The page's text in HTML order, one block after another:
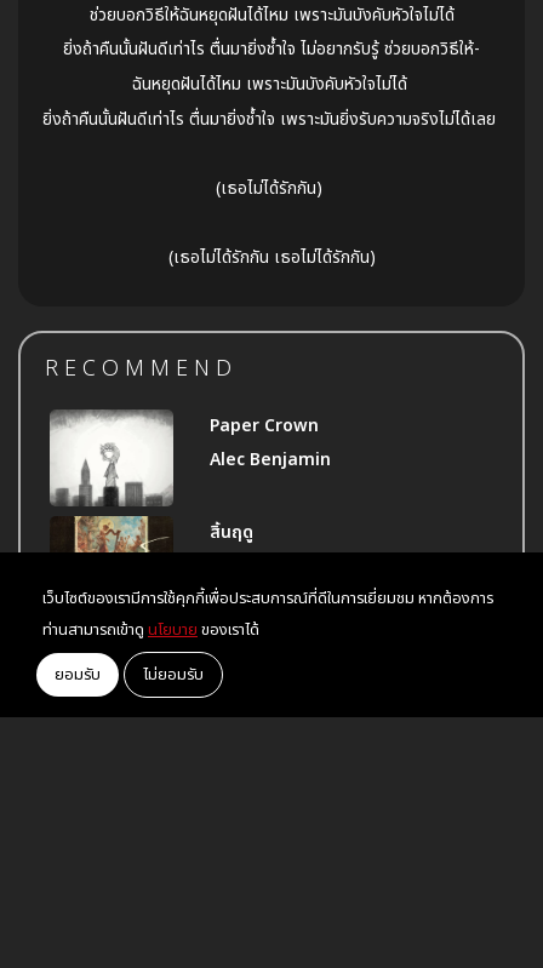
ช่วยบอกวิธีให้ฉันหยุดฝันได้ไหม เพราะมันบังคับหัวใจไม่ได้
ยิ่งถ้าคืนนั้นฝันดีเท่าไร ตื่นมายิ่งช้ำใจ ไม่อยากรับรู้ ช่วยบอกวิธีให้-
ฉันหยุดฝันได้ไหม เพราะมันบังคับหัวใจไม่ได้
ยิ่งถ้าคืนนั้นฝันดีเท่าไร ตื่นมายิ่งช้ำใจ เพราะมันยิ่งรับความจริงไม่ได้เลย
(เธอไม่ได้รักกัน)
(เธอไม่ได้รักกัน เธอไม่ได้รักกัน)
RECOMMEND
Paper Crown
Alec Benjamin
สิ้นฤดู
ถ้าฉันเป็นเขา
Indigo
เว็บไซต์ของเรามีการใช้คุกกี้เพื่อประสบการณ์ที่ดีในการเยี่ยมชม หากต้องการ
ท่านสามารถเข้าดู นโยบายของเราได้
ยอมรับ
ไม่ยอมรับ